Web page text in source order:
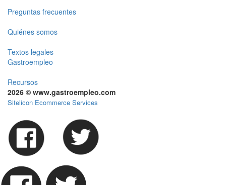
Preguntas frecuentes
Quiénes somos
Textos legales
Gastroempleo
Recursos
2026 © www.gastroempleo.com
Sitelicon Ecommerce Services